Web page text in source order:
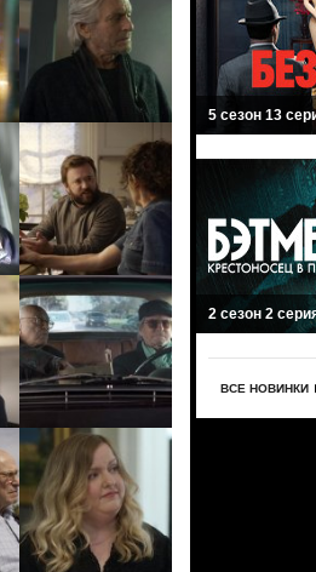
5 сезон 13
2 сезон 2
ВСЕ НОВИНКИ